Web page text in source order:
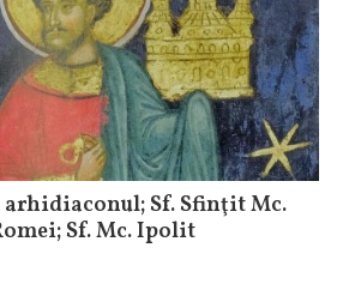
arhidiaconul; Sf. Sfinţit Mc.
Sf. Mc. Ipolit